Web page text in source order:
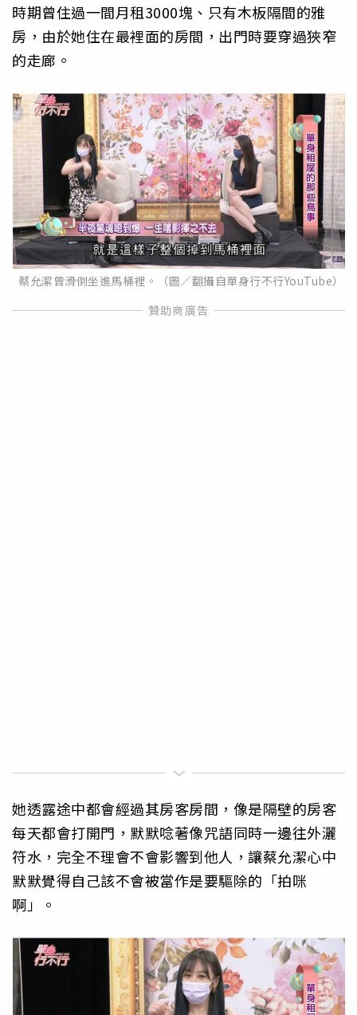
時期曾住過一間月租3000塊、只有木板隔間的雅
房，由於她住在最裡面的房間，出門時要穿過狹窄
的走廊。
蔡允潔曾滑倒坐進馬桶裡。（圖／翻攝自單身行不行YouTube）
她透露途中都會經過其房客房間，像是隔壁的房客
每天都會打開門，默默唸著像咒語同時一邊往外灑
符水，完全不理會不會影響到他人，讓蔡允潔心中
默默覺得自己該不會被當作是要驅除的「拍咪
啊」。